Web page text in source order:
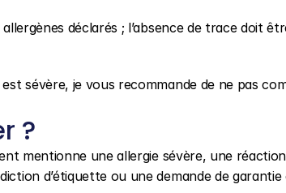
déclarés ; l’absence de trace doit
sévère, je vous recommande de ne pas
?
mentionne une allergie sévère, une
d’étiquette ou une demande de garantie